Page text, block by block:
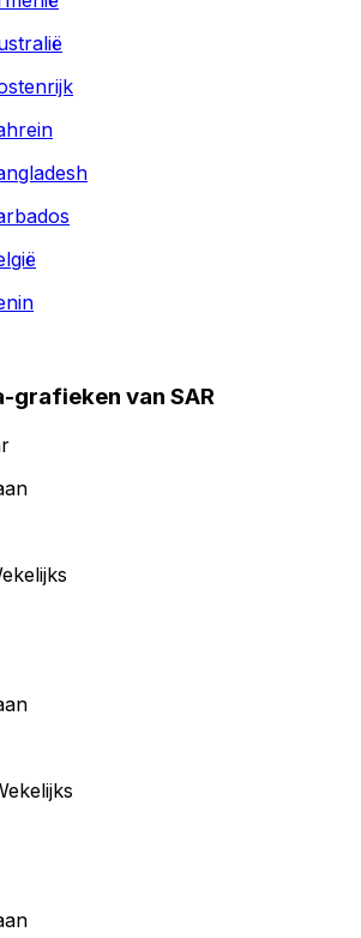
grafieken van SAR